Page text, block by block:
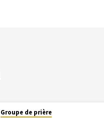
Groupe de prière